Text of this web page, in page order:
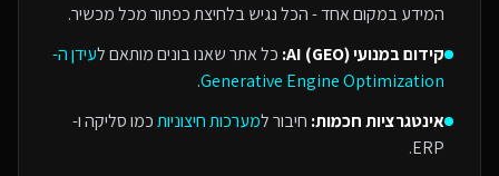
המידע במקום אחד - הכל נגיש בלחיצת כפתור מכל מכשיר.
קידום במנועי AI (GEO):
כל אתר שאנו בונים מותאם לעידן ה-
Generative Engine Optimization
.
אינטגרציות חכמות: חיבור למערכות חיצוניותכמו סליקה ו-
ERP.